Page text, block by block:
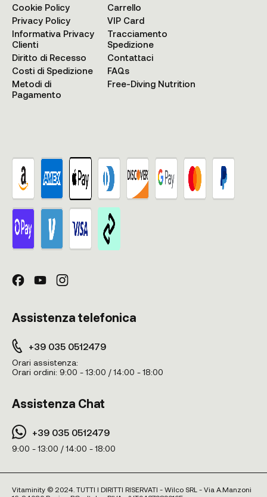
Cookie Policy
Privacy Policy
Informativa Privacy
Clienti
Diritto di Recesso
Costi di Spedizione
Metodi di
Pagamento
Carrello
VIP Card
Tracciamento
Spedizione
Contattaci
FAQs
Free-Diving Nutrition
Assistenza telefonica
+39 035 0512479
Orari assistenza:
Orari ordini: 9:00 - 13:00 / 14:00 - 18:00
Assistenza Chat
+39 035 0512479
9:00 - 13:00 / 14:00 - 18:00
Vitaminity © 2024. TUTTI I DIRITTI RISERVATI - Wilco SRL - Via A.Manzoni